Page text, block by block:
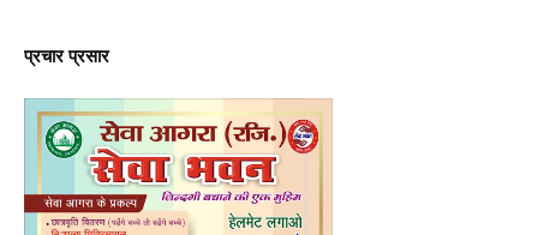
प्रचार प्रसार